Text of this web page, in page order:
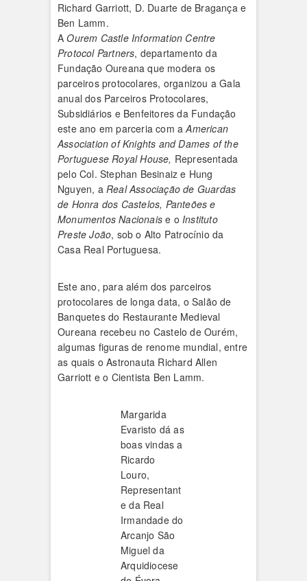
Richard Garriott, D. Duarte de Bragança e
Ben Lamm.
AOurem Castle Information Centre
Protocol Partners, departamento da
Fundação Oureana que modera os
parceiros protocolares, organizou a Gala
anual dos Parceiros Protocolares,
Subsidiários e Benfeitores da Fundação
este ano em parceria com aAmerican
Association of Knights and Dames of the
Portuguese Royal House, Representada
pelo Col. Stephan Besinaiz e Hung
Nguyen, a Real Associação de Guardas
de Honra dos Castelos, Panteões e
Monumentos Nacionais e o Instituto
Preste João, sob o Alto Patrocínio da
Casa Real Portuguesa.
Este ano, para além dos parceiros
protocolares de longa data, o Salão de
Banquetes do Restaurante Medieval
Oureana recebeu no Castelo de Ourém,
algumas figuras de renome mundial, entre
as quais o Astronauta Richard Allen
Garriott e o Cientista Ben Lamm.
Margarida
Evaristo dá as
boas vindas a
Ricardo
Louro,
Representant
e da Real
Irmandade do
Arcanjo São
Miguel da
Arquidiocese